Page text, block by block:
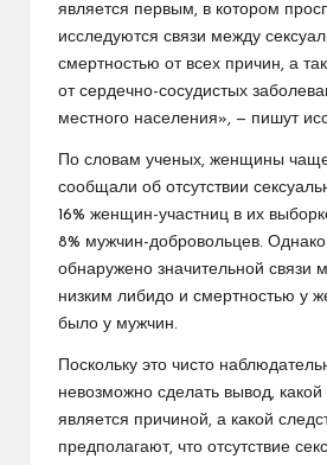
является первым, в котором
исследуются связи между
смертностью от всех причин, а
от сердечно-сосудистых
местного населения», — пишут
По словам ученых, женщины
сообщали об отсутствии
16% женщин-участниц в их
8% мужчин-добровольцев.
обнаружено значительной связи
низким либидо и смертностью у
было у мужчин.
Поскольку это чисто
невозможно сделать вывод,
является причиной, а какой
предполагают, что отсутствие